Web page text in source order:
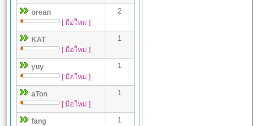
orean
[ มือใหม่ ]
2
KAT
[ มือใหม่ ]
1
yuy
[ มือใหม่ ]
1
aTon
[ มือใหม่ ]
1
fang
1